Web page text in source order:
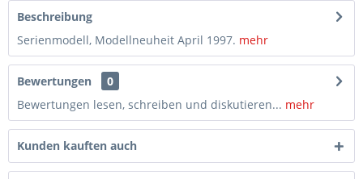
Beschreibung
Serienmodell, Modellneuheit April 1997. mehr
Bewertungen
0
Bewertungen lesen, schreiben und diskutieren... mehr
Kunden kauften auch